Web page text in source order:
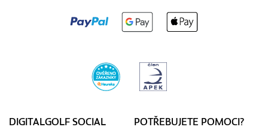
DIGITALGOLF SOCIAL
POTŘEBUJETE POMOCI?